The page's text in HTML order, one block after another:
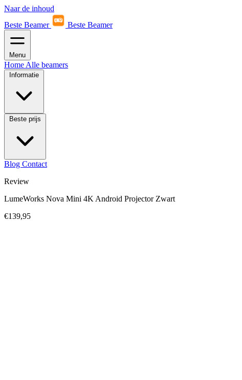
Naar de inhoud
Beste Beamer
Beste Beamer
Menu
Home Alle beamers
Informatie
Beste prijs
Blog Contact
Review
LumeWorks Nova Mini 4K Android Projector Zwart
€139,95